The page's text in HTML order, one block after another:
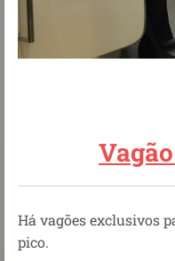
Há vagões exclusivos
pico.